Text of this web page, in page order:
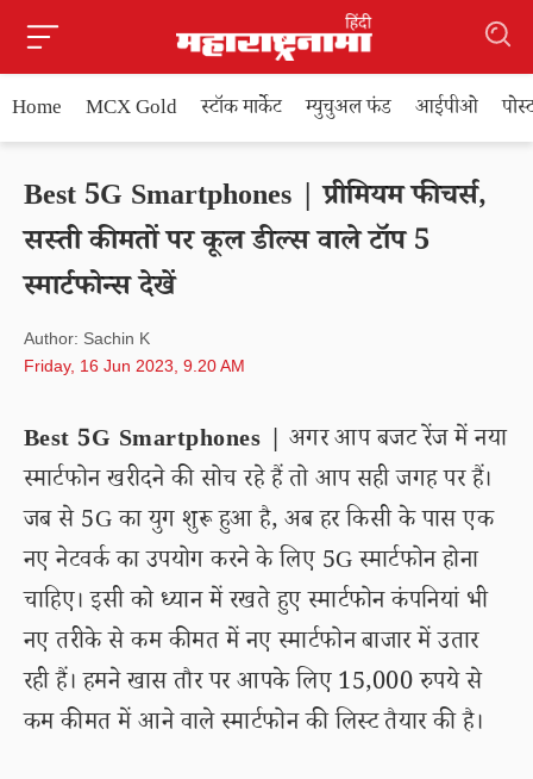
Home MCX Gold स्टॉक मार्केट म्युचुअल फंड आईपीओ
Best 5G Smartphones | प्रीमियम फीचर्स,
सस्ती कीमतों पर कूल डील्स वाले टॉप 5
स्मार्टफोन्स देखें
Author: Sachin K
Friday, 16 Jun 2023, 9.20 AM
Best 5G Smartphones | अगर आप बजट रेंज में नया
स्मार्टफोन खरीदने की सोच रहे हैं तो आप सही जगह पर हैं।
जब से 5G का युग शुरू हुआ है, अब हर किसी के पास एक
नए नेटवर्क का उपयोग करने के लिए 5G स्मार्टफोन होना
चाहिए। इसी को ध्यान में रखते हुए स्मार्टफोन कंपनियां भी
नए तरीके से कम कीमत में नए स्मार्टफोन बाजार में उतार
रही हैं। हमने खास तौर पर आपके लिए 15,000 रुपये से
कम कीमत में आने वाले स्मार्टफोन की लिस्ट तैयार की है।